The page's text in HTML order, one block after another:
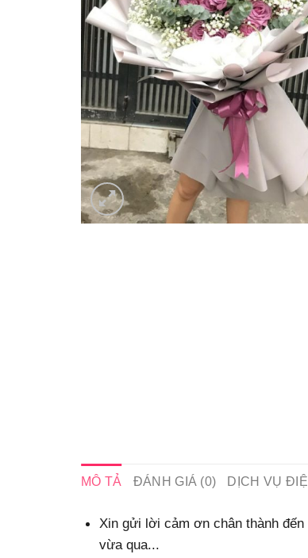
MÔ TẢ ĐÁNH GIÁ (0) DỊCH VỤ
Xin gửi lời cảm ơn chân thành
vừa qua...